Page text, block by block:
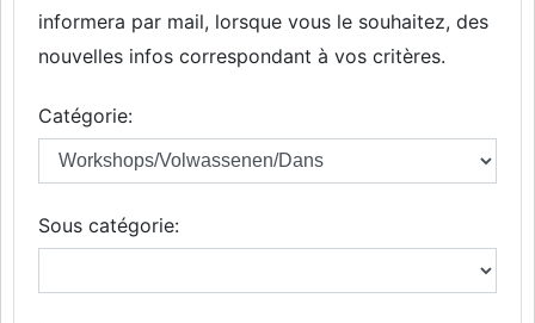
informera par mail, lorsque vous le souhaitez, des
nouvelles infos correspondant à vos critères.
Catégorie:
Sous catégorie: